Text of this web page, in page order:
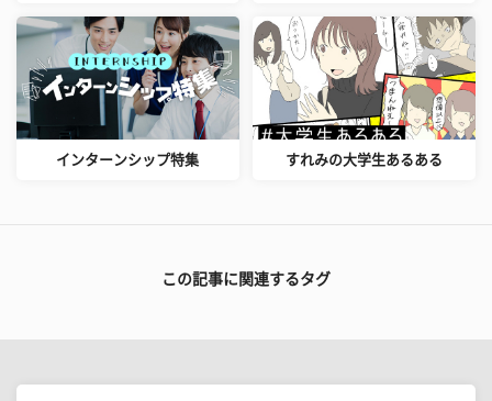
インターンシップ特集 すれみの大学生あるある
この記事に関連するタグ